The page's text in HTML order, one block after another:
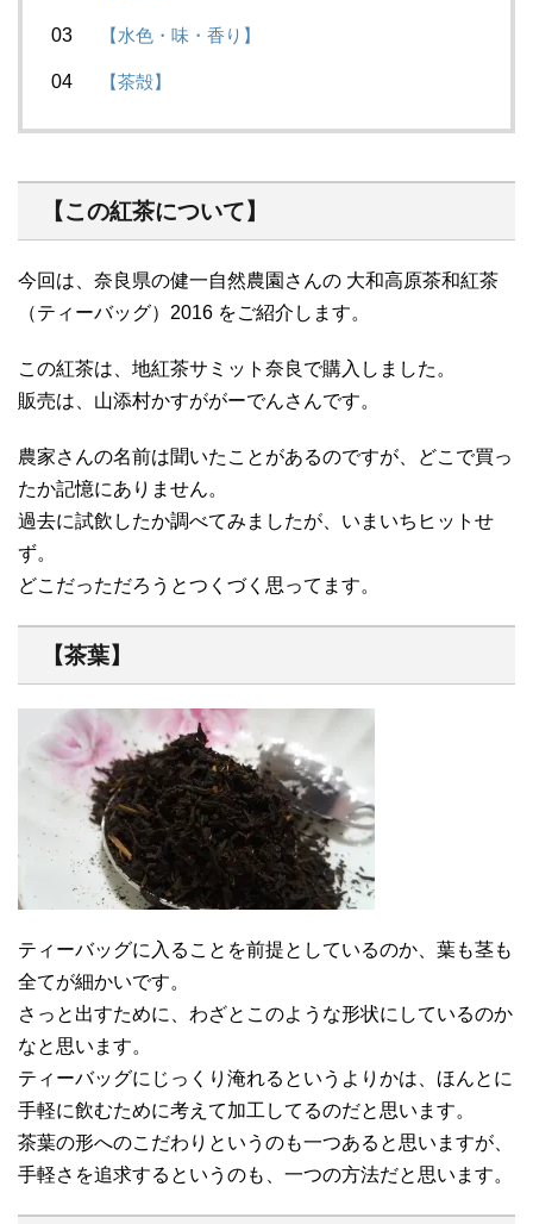
【水色・味・香り】
【茶殻】
【この紅茶について】
今回は、奈良県の健一自然農園さんの 大和高原茶和紅茶
（ティーバッグ）2016 をご紹介します。
この紅茶は、地紅茶サミット奈良で購入しました。
販売は、山添村かすががーでんさんです。
農家さんの名前は聞いたことがあるのですが、どこで買っ
たか記憶にありません。
過去に試飲したか調べてみましたが、いまいちヒットせ
ず。
どこだっただろうとつくづく思ってます。
【茶葉】
ティーバッグに入ることを前提としているのか、葉も茎も
全てが細かいです。
さっと出すために、わざとこのような形状にしているのか
なと思います。
ティーバッグにじっくり淹れるというよりかは、ほんとに
手軽に飲むために考えて加工してるのだと思います。
茶葉の形へのこだわりというのも一つあると思いますが、
手軽さを追求するというのも、一つの方法だと思います。